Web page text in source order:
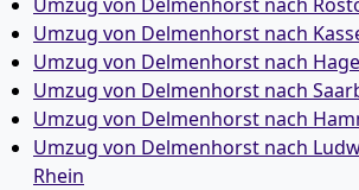
Umzug von Delmenhorst nach
Umzug von Delmenhorst nach
Umzug von Delmenhorst nach
Umzug von Delmenhorst nach
Umzug von Delmenhorst nach
Rhein